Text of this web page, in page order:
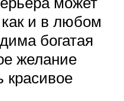
и в любом
богатая
желание
красивое